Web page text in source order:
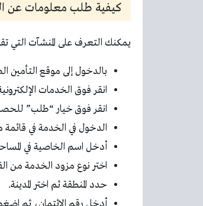
كيفية طلب معلومات عن
يمكنك التعرف على المنشآت التي
بالدخول إلى موقع التأمين
انقر فوق الخدمات
انقر فوق خيار “طلب”
الدخول في الخدمة في
أدخل اسم الخاصية في
اختر نوع مزود الخدمة من
حدد المنطقة ثم اختر المدينة.